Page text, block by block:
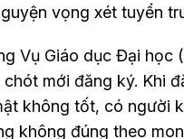
vọng xét tuyển
Vụ Giáo dục Đại học
mới đăng ký. Khi
không tốt, có người
không đúng theo